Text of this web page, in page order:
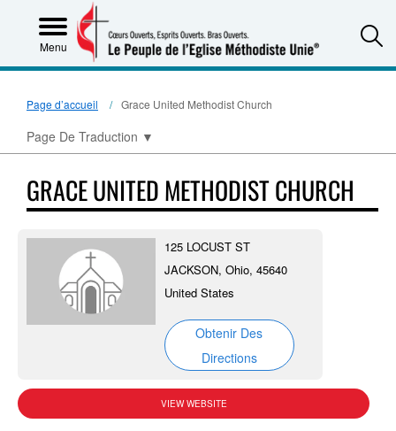
Menu
Page d’accueil Grace United Methodist Church
Page De Traduction ▼
GRACE UNITED METHODIST CHURCH
125 LOCUST ST
JACKSON, Ohio, 45640
United States
Obtenir Des
Directions
VIEW WEBSITE